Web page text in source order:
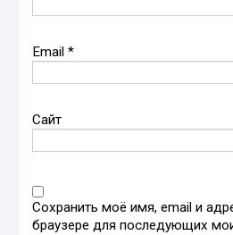
Email*
Сайт
Сохранить моё имя, email и
браузере для последующих